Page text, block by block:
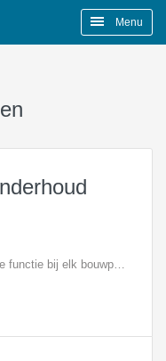
Menu
De werkvoorbereider is een onmisbare functie bij elk bouwproject. Je bent hierbij namelijk verantwoordelijk voor de voorbereiding en de begeleiding van één of meerdere onderhoud- en renovatieprojecten, waarbij je ook het aanspreekpunt bent voor je collega’s die op de bouwplaats werkzaam zijn. Door jouw werk loopt de bouw van het project vlekkeloos. Als werkvoorbereider beoordeel je onder andere leveranciers, controleer je tekeningen, stel je planningen op en draag je zorg voor de complete technische voorbereiding. Je weet hiervoor goed om te gaan met diverse softwareprogramma’s, waaronder Solibri, AutoCad, Revit en MS Office. Tot slot ben je verantwoordelijk voor het bijhouden van meer- en minderwerk, opstellen van inkoopschema’s en woon je bouwvergaderingen bij.